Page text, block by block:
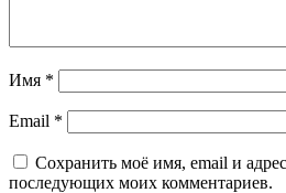
Имя *
Email *
Сохранить моё имя, email и
последующих моих комментариев.